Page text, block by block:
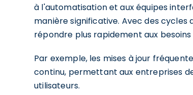
à l'automatisation et aux équipes
manière significative. Avec des
répondre plus rapidement aux
Par exemple, les mises à jour
continu, permettant aux entreprises
utilisateurs.